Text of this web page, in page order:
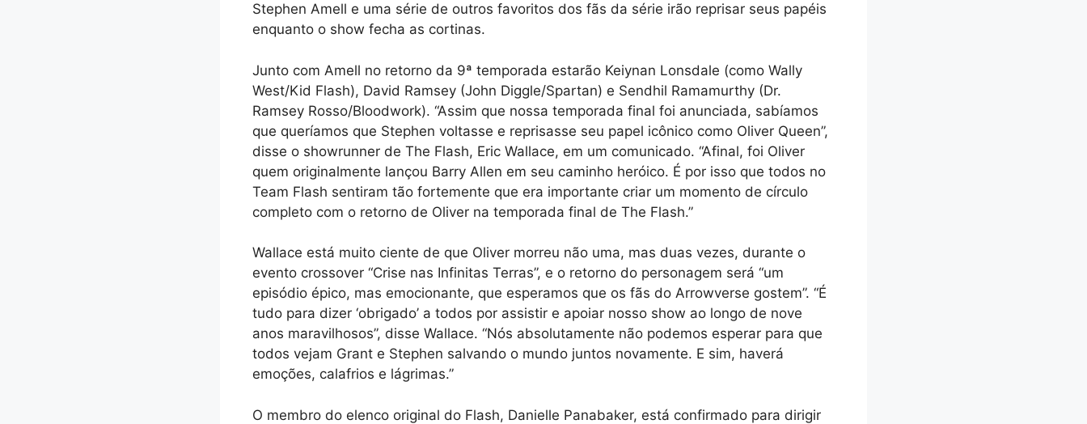
Stephen Amell e uma série de outros favoritos dos fãs da série irão reprisar seus papéis
enquanto o show fecha as cortinas.
Junto com Amell no retorno da 9ª temporada estarão Keiynan Lonsdale (como Wally
West/Kid Flash), David Ramsey (John Diggle/Spartan) e Sendhil Ramamurthy (Dr.
Ramsey Rosso/Bloodwork). “Assim que nossa temporada final foi anunciada, sabíamos
que queríamos que Stephen voltasse e reprisasse seu papel icônico como Oliver Queen”,
disse o showrunner de The Flash, Eric Wallace, em um comunicado. “Afinal, foi Oliver
quem originalmente lançou Barry Allen em seu caminho heróico. É por isso que todos no
Team Flash sentiram tão fortemente que era importante criar um momento de círculo
completo com o retorno de Oliver na temporada final de The Flash.”
Wallace está muito ciente de que Oliver morreu não uma, mas duas vezes, durante o
evento crossover “Crise nas Infinitas Terras”, e o retorno do personagem será “um
episódio épico, mas emocionante, que esperamos que os fãs do Arrowverse gostem”. “É
tudo para dizer ‘obrigado’ a todos por assistir e apoiar nosso show ao longo de nove
anos maravilhosos”, disse Wallace. “Nós absolutamente não podemos esperar para que
todos vejam Grant e Stephen salvando o mundo juntos novamente. E sim, haverá
emoções, calafrios e lágrimas.”
O membro do elenco original do Flash, Danielle Panabaker, está confirmado para dirigir